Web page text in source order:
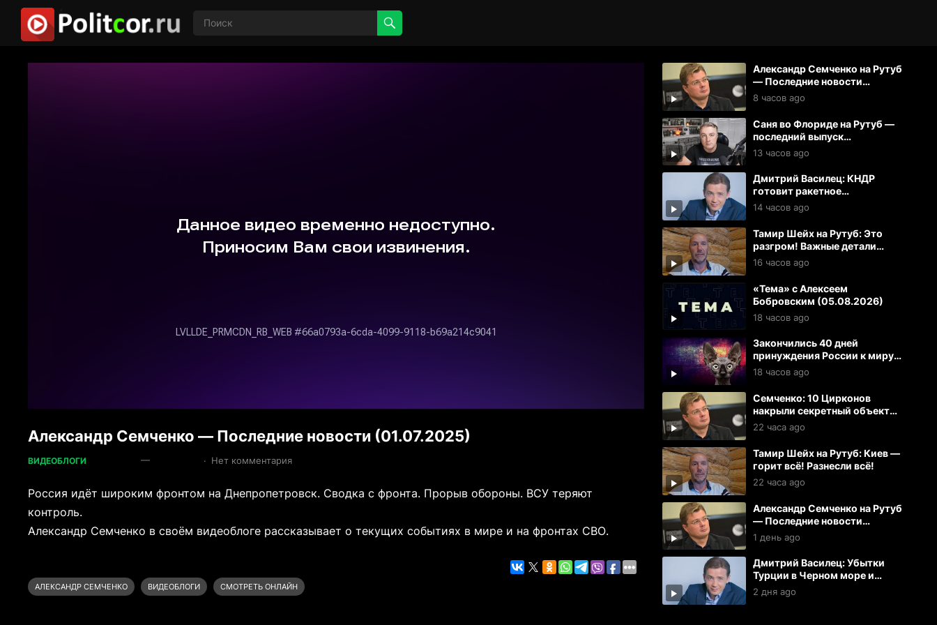
Александр Семченко — Последние новости (01.07.2025)
ВИДЕОБЛОГИ — · Нет комментария
Россия идёт широким фронтом на Днепропетровск. Сводка с фронта. Прорыв обороны. ВСУ теряют
контроль.
Александр Семченко в своём видеоблоге рассказывает о текущих событиях в мире и на фронтах СВО.
АЛЕКСАНДР СЕМЧЕНКО ВИДЕОБЛОГИ СМОТРЕТЬ ОНЛАЙН
Александр Семченко на Рутуб
— Последние новости
(06.08.2026)
8 часов ago
Саня во Флориде на Рутуб —
последний выпуск
(05.08.2026)
13 часов ago
Дмитрий Василец: КНДР
готовит ракетное
подразделение в РФ для
ударов по Украине и ЕС
14 часов ago
Тамир Шейх на Рутуб: Это
разгром! Важные детали
прилетов в Киеве
16 часов ago
«Тема» с Алексеем
Бобровским (05.08.2026)
18 часов ago
Закончились 40 дней
принуждения России к миру
Украиной | Кот Костян
18 часов ago
Семченко: 10 Цирконов
накрыли секретный объект
ВСУ. Искандеры и герани
разнесли 100 целей в Киеве
22 часа ago
Тамир Шейх на Рутуб: Киев —
горит всё! Разнесли всё!
22 часа ago
Александр Семченко на Рутуб
— Последние новости
(05.08.2026)
1 день ago
Дмитрий Василец: Убытки
Турции в Черном море и
русские лазерные наземные
дроны на фронте
2 дня ago